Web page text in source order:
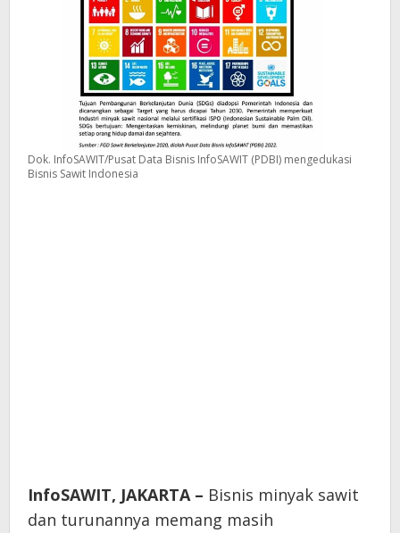
Dok. InfoSAWIT/Pusat Data Bisnis InfoSAWIT (PDBI) mengedukasi
Bisnis Sawit Indonesia
InfoSAWIT, JAKARTA– Bisnis minyak sawit
dan turunannya memang masih